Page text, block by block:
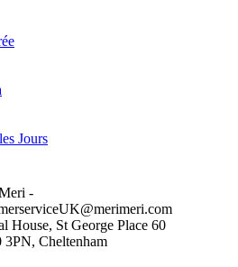
Jours
-
House, St George Place 60
3PN, Cheltenham